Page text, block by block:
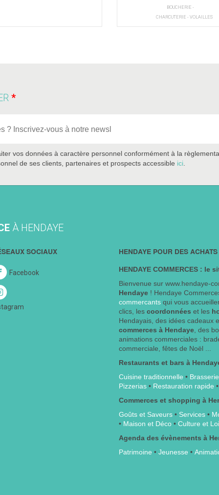
BOUCHERIE -
CHARCUTERIE - VOLAILLES
vos données à caractère personnel conformément à la
de ses clients, partenaires et prospects accessible ici
À HENDAYE
SOCIAUX
Facebook
HENDAYE POUR DES
HENDAYE COMMERCES : le
Bienvenue sur www.hendaye-
Hendaye ! Hendaye
commercants qui vous
clics, lescoordonnéeset les
Hendayais, des idées cadeaux
commerces à Hendaye , des
animations commerciales :
commerciale, fêtes de Noël ...
Restaurants et bars à
Cuisine traditionnelle •
Pizzerias • Restauration rapide
Commerces et shopping à
Goûts et Saveurs • Services •
• Maison et Déco •Culture et
Agenda des évènements à
Patrimoine •Jeunesse •